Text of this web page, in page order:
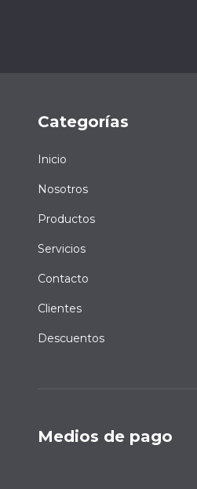
Categorías
Inicio
Nosotros
Productos
Servicios
Contacto
Clientes
Descuentos
Medios de pago